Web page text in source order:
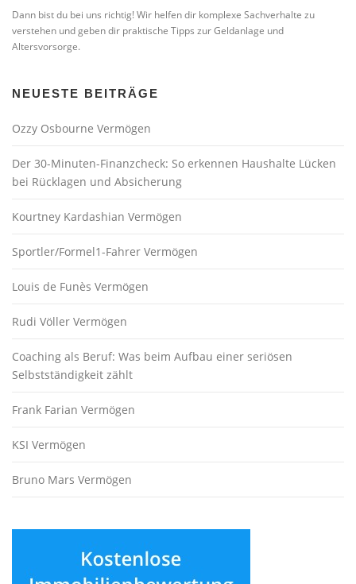
Dann bist du bei uns richtig! Wir helfen dir komplexe Sachverhalte zu
verstehen und geben dir praktische Tipps zur Geldanlage und
Altersvorsorge.
NEUESTE BEITRÄGE
Ozzy Osbourne Vermögen
Der 30-Minuten-Finanzcheck: So erkennen Haushalte Lücken
bei Rücklagen und Absicherung
Kourtney Kardashian Vermögen
Sportler/Formel1-Fahrer Vermögen
Louis de Funès Vermögen
Rudi Völler Vermögen
Coaching als Beruf: Was beim Aufbau einer seriösen
Selbstständigkeit zählt
Frank Farian Vermögen
KSI Vermögen
Bruno Mars Vermögen